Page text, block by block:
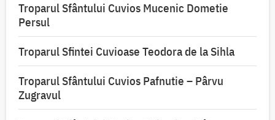
Troparul Sfântului Cuvios Mucenic Dometie
Persul
Troparul Sfintei Cuvioase Teodora de la Sihla
Troparul Sfântului Cuvios Pafnutie – Pârvu
Zugravul